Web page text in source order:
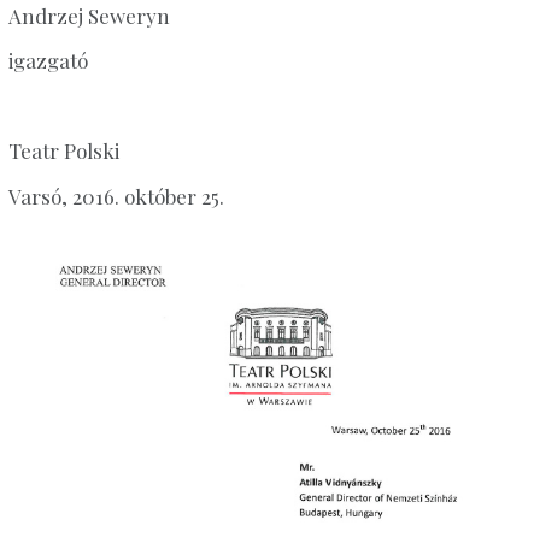
Andrzej Seweryn
igazgató
Teatr Polski
Varsó, 2016. október 25.